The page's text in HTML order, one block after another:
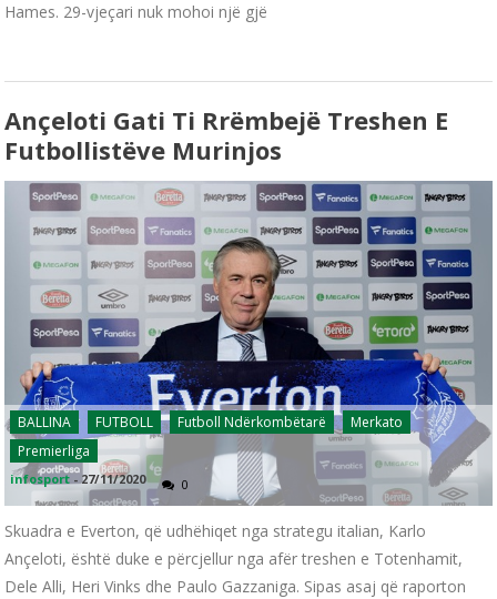
Hames. 29-vjeçari nuk mohoi një gjë
Ançeloti Gati Ti Rrëmbejë Treshen E
Futbollistëve Murinjos
BALLINA FUTBOLL Futboll Ndërkombëtarë
Merkato
Premierliga
infosport -27/11/2020 0
Skuadra e Everton, që udhëhiqet nga strategu italian, Karlo
Ançeloti, është duke e përcjellur nga afër treshen e Totenhamit,
Dele Alli, Heri Vinks dhe Paulo Gazzaniga. Sipas asaj që raporton